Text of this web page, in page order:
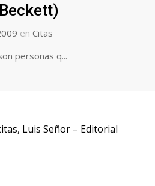
en Citas
personas q...
Luis Señor – Editorial